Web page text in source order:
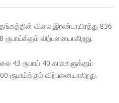
விலை இரண்டாயிரத்து 836
ரூபாய்க்கும் விற்பனையாகிறது.
43 ரூபாய் 40 காசுகளுக்கும்
ரூபாய்க்கும் விற்பனையாகிறது.